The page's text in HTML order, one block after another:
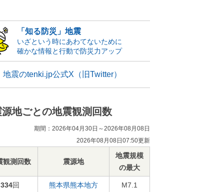
「知る防災」地震
いざという時にあわてないために
確かな情報と行動で防災力アップ
地震のtenki.jp公式X（旧Twitter）
源地ごとの地震観測回数
期間：2026年04月30日～2026年08月08日
2026年08月08日07:50更新
観測回数 震源地
地震規模
の最大
334回 熊本県熊本地方 M7.1